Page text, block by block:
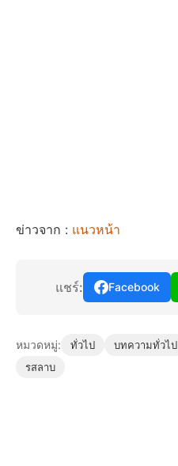
ข่าวจาก : แนวหน้า
แชร์: Facebook
หมวดหมู่: ทั่วไป บทความทั่วไป
รสลาบ